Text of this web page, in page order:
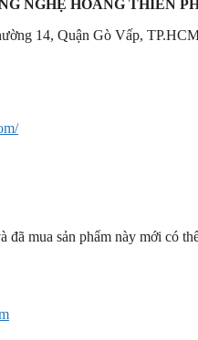
NGHỆ HOÀNG THIÊN
14, Quận Gò Vấp,
đã mua sản phẩm này mới có